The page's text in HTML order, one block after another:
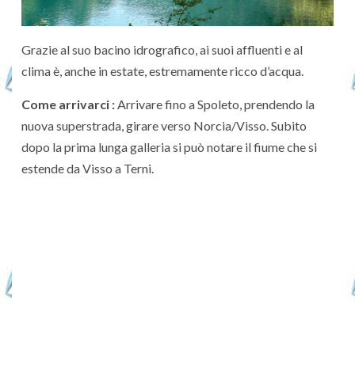
Grazie al suo bacino idrografico, ai suoi affluenti e al
clima è, anche in estate, estremamente ricco d’acqua.
Come arrivarci :Arrivare fino a Spoleto, prendendo la
nuova superstrada, girare verso Norcia/Visso. Subito
dopo la prima lunga galleria si può notare il fiume che si
estende da Visso a Terni.